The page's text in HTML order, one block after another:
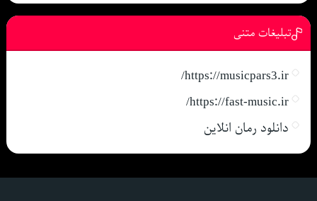
تبلیغات متنی
https://musicpars3.ir/
https://fast-music.ir/
دانلود رمان انلاین